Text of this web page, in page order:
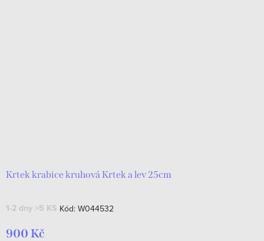
Krtek krabice kruhová Krtek a lev 25cm
1-2 dny >5 KS Kód: W044532
900 Kč